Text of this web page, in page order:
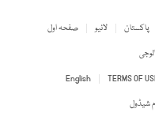
صفحہ اول لائیو پاکستان
English
TERMS OF
شیڈول